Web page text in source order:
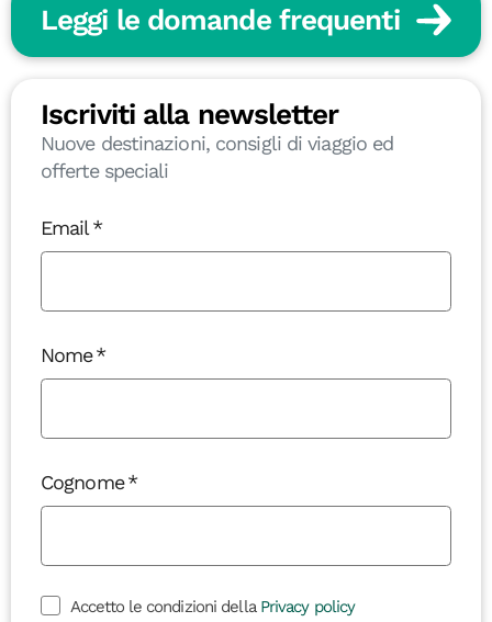
Leggi le domande frequenti
Iscriviti alla newsletter
Nuove destinazioni, consigli di viaggio ed
offerte speciali
Email
Nome
Cognome
Accetto le condizioni della Privacy policy